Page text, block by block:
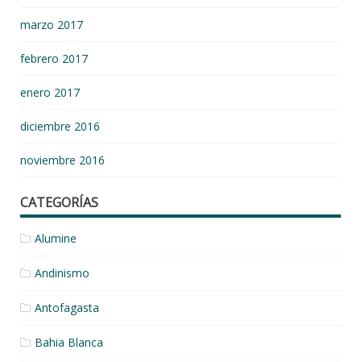
marzo 2017
febrero 2017
enero 2017
diciembre 2016
noviembre 2016
CATEGORÍAS
Alumine
Andinismo
Antofagasta
Bahia Blanca